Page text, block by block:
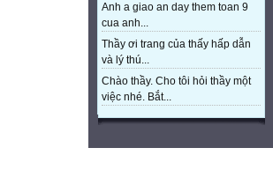
Anh a giao an day them toan 9
cua anh...
Thầy ơi trang của thấy hấp dẫn
và lý thú...
Chào thầy. Cho tôi hỏi thầy một
việc nhé. Bắt...